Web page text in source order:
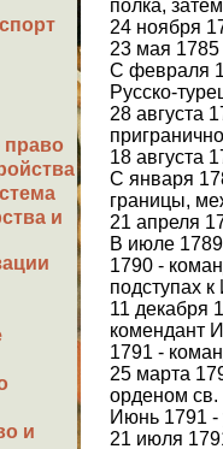
право
и
и
полка,
24 ноября
23 мая 1785
С февраля
Русско-
28 августа
18 августа
С января
границы,
21 апреля
В июле
1790 -
подступах
11 декабря
комендант
1791 -
25 марта
орденом св.
Июнь 1791 -
21 июля